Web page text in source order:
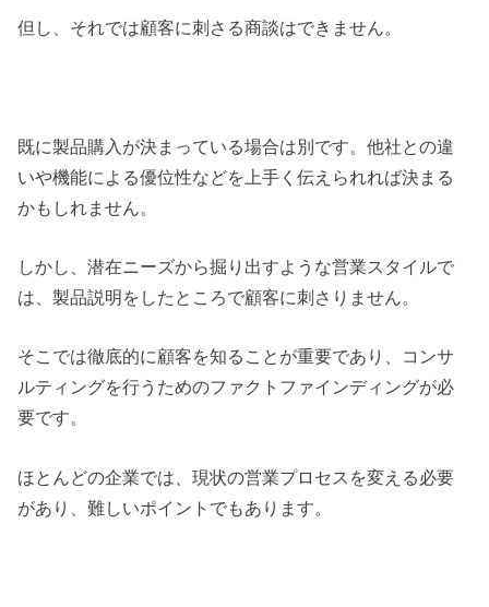
但し、それでは顧客に刺さる商談はできません。
既に製品購入が決まっている場合は別です。他社との違
いや機能による優位性などを上手く伝えられれば決まる
かもしれません。
しかし、潜在ニーズから掘り出すような営業スタイルで
は、製品説明をしたところで顧客に刺さりません。
そこでは徹底的に顧客を知ることが重要であり、コンサ
ルティングを行うためのファクトファインディングが必
要です。
ほとんどの企業では、現状の営業プロセスを変える必要
があり、難しいポイントでもあります。